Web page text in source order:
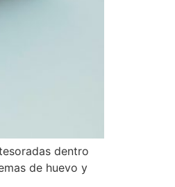
dentro
de huevo y